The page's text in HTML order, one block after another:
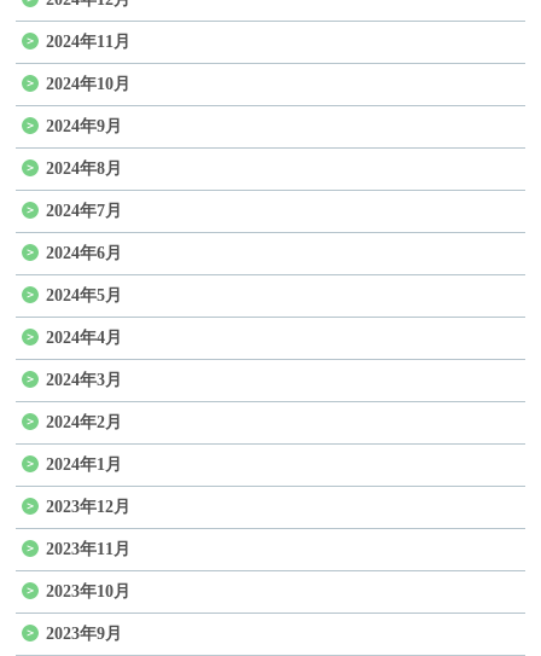
2024年11月
2024年10月
2024年9月
2024年8月
2024年7月
2024年6月
2024年5月
2024年4月
2024年3月
2024年2月
2024年1月
2023年12月
2023年11月
2023年10月
2023年9月